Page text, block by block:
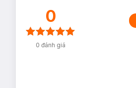
Không chất phụ gia
Qui trình dành cho bạn:
Bảo quản:
0
0 đánh giá